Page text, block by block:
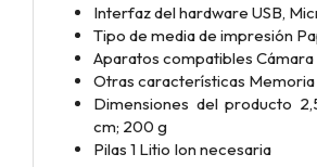
Interfaz del hardware‎ USB,
Tipo de media de impresión‎
Aparatos compatibles ‎Cámara
Otras características‎
Dimensiones del producto
cm; 200 g
Pilas ‎1 Litio Ion necesaria